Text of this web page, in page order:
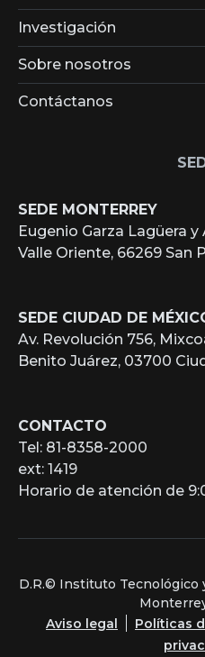
Investigación
Sobre nosotros
Contáctanos
SEDE MONTERREY
Eugenio Garza Lagüera
Valle Oriente, 66269 San
SEDE CIUDAD DE
Av. Revolución 756,
Benito Juárez, 03700
CONTACTO
Tel: 81-8358-2000
ext: 1419
Horario de atención de
D.R.© Instituto Tecnológico
Aviso legal
Políticas